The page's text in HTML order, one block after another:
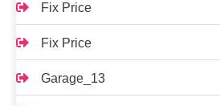
Fix Price
Fix Price
Garage_13